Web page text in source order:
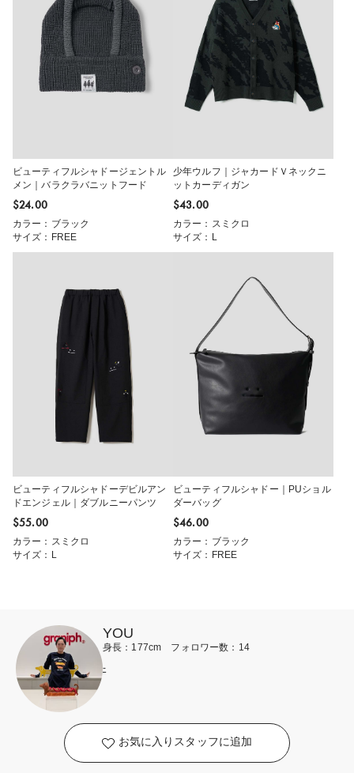
ビューティフルシャドージェントル
メン｜バラクラバニットフード
$‌24.00
カラー：ブラック
サイズ：FREE
少年ウルフ｜ジャカードＶネックニ
ットカーディガン
$‌43.00
カラー：スミクロ
サイズ：L
ビューティフルシャドーデビルアン
ドエンジェル｜ダブルニーパンツ
$‌55.00
カラー：スミクロ
サイズ：L
ビューティフルシャドー｜PUショル
ダーバッグ
$‌46.00
カラー：ブラック
サイズ：FREE
YOU
身長：177cm フォロワー数：14
-
お気に入りスタッフに追加